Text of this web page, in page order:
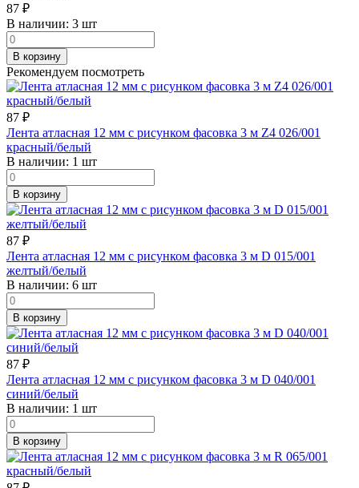
87 ₽
В наличии: 3 шт
В корзину
Рекомендуем посмотреть
87 ₽
Лента атласная 12 мм с рисунком фасовка 3 м Z4 026/001
красный/белый
В наличии: 1 шт
В корзину
87 ₽
Лента атласная 12 мм с рисунком фасовка 3 м D 015/001
желтый/белый
В наличии: 6 шт
В корзину
87 ₽
Лента атласная 12 мм с рисунком фасовка 3 м D 040/001
синий/белый
В наличии: 1 шт
В корзину